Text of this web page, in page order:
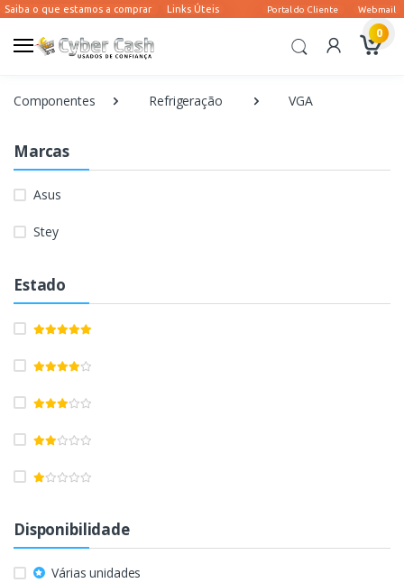
0
Componentes Refrigeração VGA
Marcas
Asus
Stey
Estado
Disponibilidade
Várias unidades